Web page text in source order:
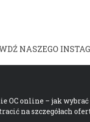
NASZEGO
OC online – jak
na szczegółach